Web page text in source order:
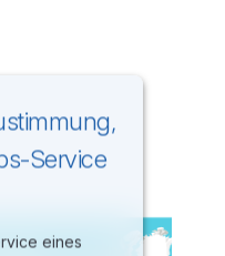
Service
eines